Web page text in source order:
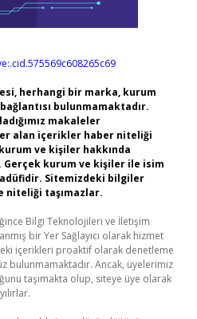
herhangi bir marka, kurum
bulunmamaktadır.
makaleler
alan içerikler haber niteliği
ve kişiler hakkında
Gerçek kurum ve kişiler ile isim
Sitemizdeki bilgiler
niteliği taşımazlar.
Bilgi Teknolojileri ve İletişim
bir Yer Sağlayıcı olarak hizmet
içerikleri proaktif olarak denetleme
bulunmamaktadır. Ancak, üyelerimiz
taşımakta olup, siteye üye olarak